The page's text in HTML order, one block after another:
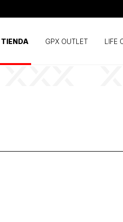
TIENDA GPX OUTLET LIFE